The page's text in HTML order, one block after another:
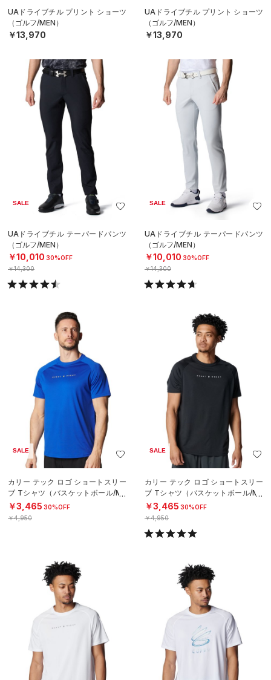
UAドライブチル プリント ショーツ
（ゴルフ/MEN）
￥13,970
UAドライブチル プリント ショーツ
（ゴルフ/MEN）
￥13,970
SALE
UAドライブチル テーパードパンツ
（ゴルフ/MEN）
￥10,010 30%OFF
￥14,300
SALE
UAドライブチル テーパードパンツ
（ゴルフ/MEN）
￥10,010 30%OFF
￥14,300
SALE
カリー テック ロゴ ショートスリー
ブ Tシャツ（バスケットボール/ME
N）
￥3,465 30%OFF
￥4,950
SALE
カリー テック ロゴ ショートスリー
ブ Tシャツ（バスケットボール/ME
N）
￥3,465 30%OFF
￥4,950